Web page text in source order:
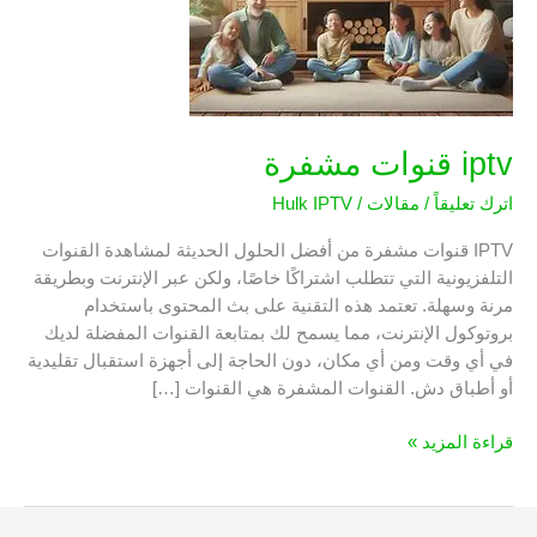
iptv قنوات مشفرة
اترك تعليقاً / مقالات /
Hulk IPTV
IPTV قنوات مشفرة من أفضل الحلول الحديثة لمشاهدة القنوات
التلفزيونية التي تتطلب اشتراكًا خاصًا، ولكن عبر الإنترنت وبطريقة
مرنة وسهلة. تعتمد هذه التقنية على بث المحتوى باستخدام
بروتوكول الإنترنت، مما يسمح لك بمتابعة القنوات المفضلة لديك
في أي وقت ومن أي مكان، دون الحاجة إلى أجهزة استقبال تقليدية
أو أطباق دش. القنوات المشفرة هي القنوات […]
قراءة المزيد »